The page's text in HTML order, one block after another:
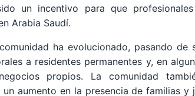
un incentivo para que
Arabia Saudí.
ha evolucionado, pasando de
a residentes permanentes y, en
propios. La comunidad
aumento en la presencia de familias